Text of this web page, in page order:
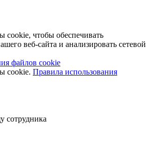
чтобы обеспечивать
веб-сайта и анализировать сетевой
файлов cookie
cookie. Правила использования
сотрудника